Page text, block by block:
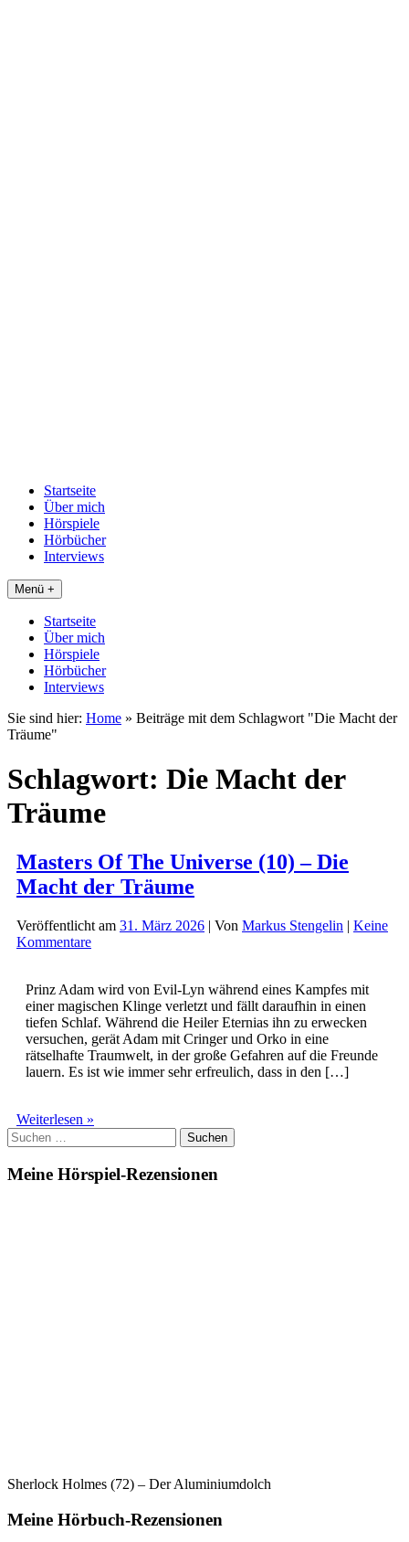
Startseite
Über mich
Hörspiele
Hörbücher
Interviews
Menü +
Startseite
Über mich
Hörspiele
Hörbücher
Interviews
Sie sind hier: Home » Beiträge mit dem Schlagwort "Die Macht der
Träume"
Schlagwort: Die Macht der
Träume
Masters Of The Universe (10) – Die
Macht der Träume
Veröffentlicht am 31. März 2026 | Von Markus Stengelin | Keine
Kommentare
Prinz Adam wird von Evil-Lyn während eines Kampfes mit
einer magischen Klinge verletzt und fällt daraufhin in einen
tiefen Schlaf. Während die Heiler Eternias ihn zu erwecken
versuchen, gerät Adam mit Cringer und Orko in eine
rätselhafte Traumwelt, in der große Gefahren auf die Freunde
lauern. Es ist wie immer sehr erfreulich, dass in den […]
Weiterlesen »
The
Universe
(10)
Suchen
nach:
Meine Hörspiel-Rezensionen
Sherlock Holmes (72) – Der Aluminiumdolch
Meine Hörbuch-Rezensionen